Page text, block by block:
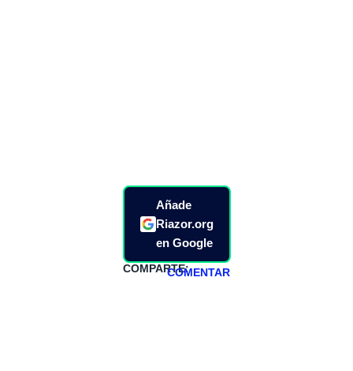
Añade
Riazor.org
en Google
COMPARTE:COMENTAR